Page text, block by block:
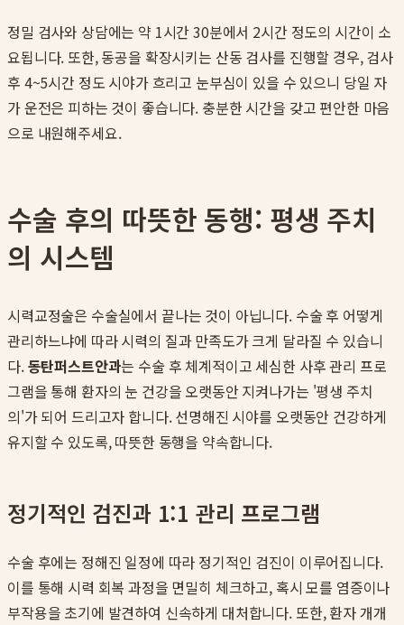
정밀 검사와 상담에는 약 1시간 30분에서 2시간 정도의 시간이 소
요됩니다. 또한, 동공을 확장시키는 산동 검사를 진행할 경우, 검사
후 4~5시간 정도 시야가 흐리고 눈부심이 있을 수 있으니 당일 자
가 운전은 피하는 것이 좋습니다. 충분한 시간을 갖고 편안한 마음
으로 내원해주세요.
수술 후의 따뜻한 동행: 평생 주치
의 시스템
시력교정술은 수술실에서 끝나는 것이 아닙니다. 수술 후 어떻게
관리하느냐에 따라 시력의 질과 만족도가 크게 달라질 수 있습니
다.동탄퍼스트안과는 수술 후 체계적이고 세심한 사후 관리 프로
그램을 통해 환자의 눈 건강을 오랫동안 지켜나가는 '평생 주치
의'가 되어 드리고자 합니다. 선명해진 시야를 오랫동안 건강하게
유지할 수 있도록, 따뜻한 동행을 약속합니다.
정기적인 검진과 1:1 관리 프로그램
수술 후에는 정해진 일정에 따라 정기적인 검진이 이루어집니다.
이를 통해 시력 회복 과정을 면밀히 체크하고, 혹시 모를 염증이나
부작용을 초기에 발견하여 신속하게 대처합니다. 또한, 환자 개개